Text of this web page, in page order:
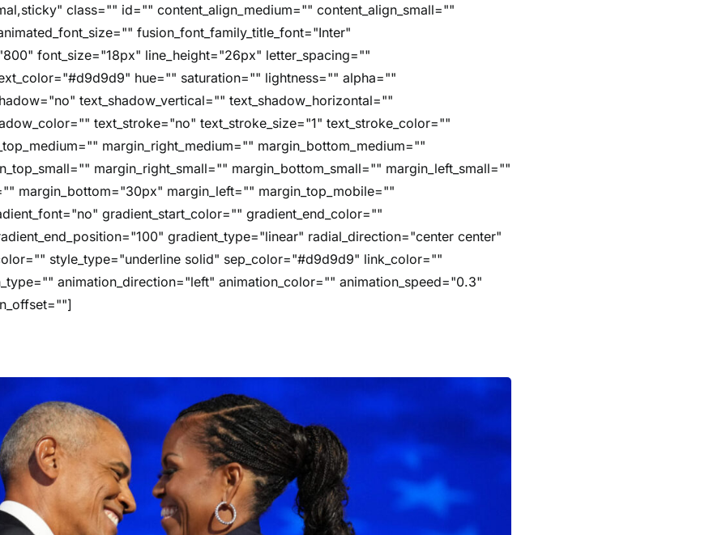
class="" id="" content_align_medium="" content_align_small=""
fusion_font_family_title_font="Inter"
font_size="18px" line_height="26px" letter_spacing=""
hue="" saturation="" lightness="" alpha=""
text_shadow_vertical="" text_shadow_horizontal=""
text_stroke="no" text_stroke_size="1" text_stroke_color=""
margin_right_medium="" margin_bottom_medium=""
margin_right_small="" margin_bottom_small="" margin_left_small=""
margin_bottom="30px" margin_left="" margin_top_mobile=""
gradient_start_color="" gradient_end_color=""
gradient_type="linear" radial_direction="center center"
style_type="underline solid" sep_color="#d9d9d9" link_color=""
animation_direction="left" animation_color="" animation_speed="0.3"